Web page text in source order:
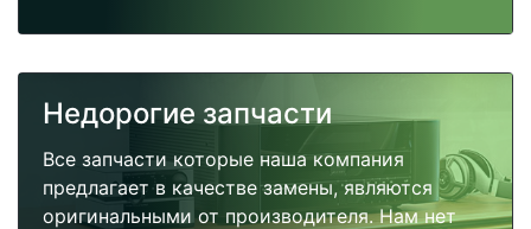
Недорогие запчасти
Все запчасти которые наша компания
предлагает в качестве замены, являются
оригинальными от производителя. Нам нет